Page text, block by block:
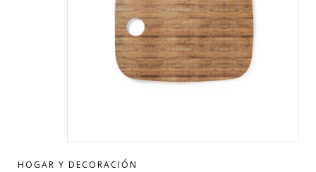
HOGAR Y DECORACIÓN